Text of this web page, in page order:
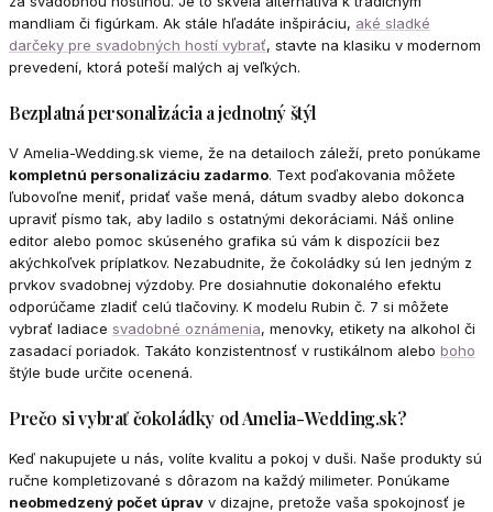
mandliam či figúrkam. Ak stále hľadáte inšpiráciu, aké sladké
darčeky pre svadobných hostí vybrať, stavte na klasiku v modernom
prevedení, ktorá poteší malých aj veľkých.
Bezplatná personalizácia a jednotný štýl
V Amelia-Wedding.sk vieme, že na detailoch záleží, preto ponúkame
kompletnú personalizáciu zadarmo. Text poďakovania môžete
ľubovoľne meniť, pridať vaše mená, dátum svadby alebo dokonca
upraviť písmo tak, aby ladilo s ostatnými dekoráciami. Náš online
editor alebo pomoc skúseného grafika sú vám k dispozícii bez
akýchkoľvek príplatkov. Nezabudnite, že čokoládky sú len jedným z
prvkov svadobnej výzdoby. Pre dosiahnutie dokonalého efektu
odporúčame zladiť celú tlačoviny. K modelu Rubin č. 7 si môžete
vybrať ladiace svadobné oznámenia, menovky, etikety na alkohol či
zasadací poriadok. Takáto konzistentnosť v rustikálnom alebo boho
štýle bude určite ocenená.
Prečo si vybrať čokoládky od Amelia-Wedding.sk?
Keď nakupujete u nás, volíte kvalitu a pokoj v duši. Naše produkty sú
ručne kompletizované s dôrazom na každý milimeter. Ponúkame
neobmedzený počet úprav v dizajne, pretože vaša spokojnosť je